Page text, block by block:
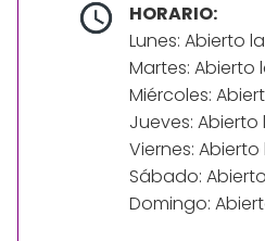
HORARIO:
Lunes: Abierto
Martes: Abierto
Miércoles:
Jueves: Abierto
Viernes:
Sábado:
Domingo: